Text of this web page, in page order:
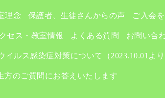
理念 保護者、生徒さんからの声 ご入会
セス・教室情報 よくある質問 お問い合
イルス感染症対策について（2023.10.01よ
方のご質問にお答えいたします